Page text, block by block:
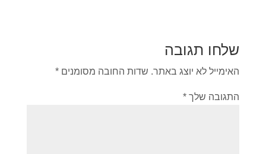
שלחו תגובה
האימייל לא יוצג באתר. שדות החובה מסומנים *
התגובה שלך *